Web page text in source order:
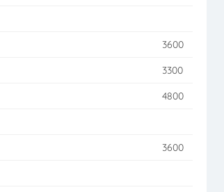
3600
3300
4800
3600